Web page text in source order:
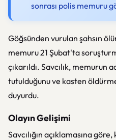
sonrası polis memuru
Göğsünden vurulan şahsın
memuru 21 Şubat'ta
çıkarıldı. Savcılık, memurun
tutulduğunu ve kasten
duyurdu.
Olayın Gelişimi
Savcılığın açıklamasına